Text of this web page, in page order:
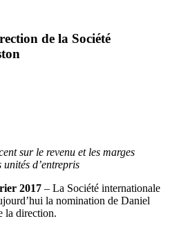
de la Société
sur le revenu et les marges
d’entrepris
2017 – La Société internationale
la nomination de Daniel
la direction.